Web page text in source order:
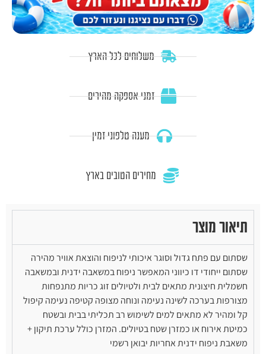
משלוחים לכל הארץ
זמני אספקה מהירים
מענה טלפוני זמין
מחירים הטובים בארץ
תיאור מוצר
שסתום עם פתח גדול וסוגר איכותי לניפוח והוצאת אוויר מהירה
שסתום ייחודי דו כיווני המאפשר ניפוח במשאבה ידנית ובמשאבה
חשמלית חיצונית מתאים לבית ולטיולים זוג כריות מתנפחות
מצורפות בערכה לשינה נעימה ונוחה מצופה קטיפה נעימה קיפול
קל ומהיר לא מתאים למים לשימוש רב תכליתי בבית ובשטח
כמיטת אירוח או כמזרן שטח בטיולים. המזרן כולל ערכת תיקון +
משאבת ניפוח ידנית אחריות יבואן רשמי